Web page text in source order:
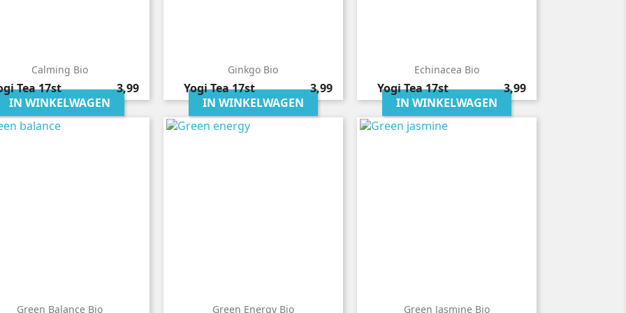
Calming Bio
Tea17st Prijs
3,99
IN WINKELWAGEN
Ginkgo Bio
Yogi Tea17st Prijs
3,99
IN WINKELWAGEN
Echinacea Bio
Yogi Tea17st Prijs
3,99
IN WINKELWAGEN
Green Balance Bio Green Energy Bio Green Jasmine Bio